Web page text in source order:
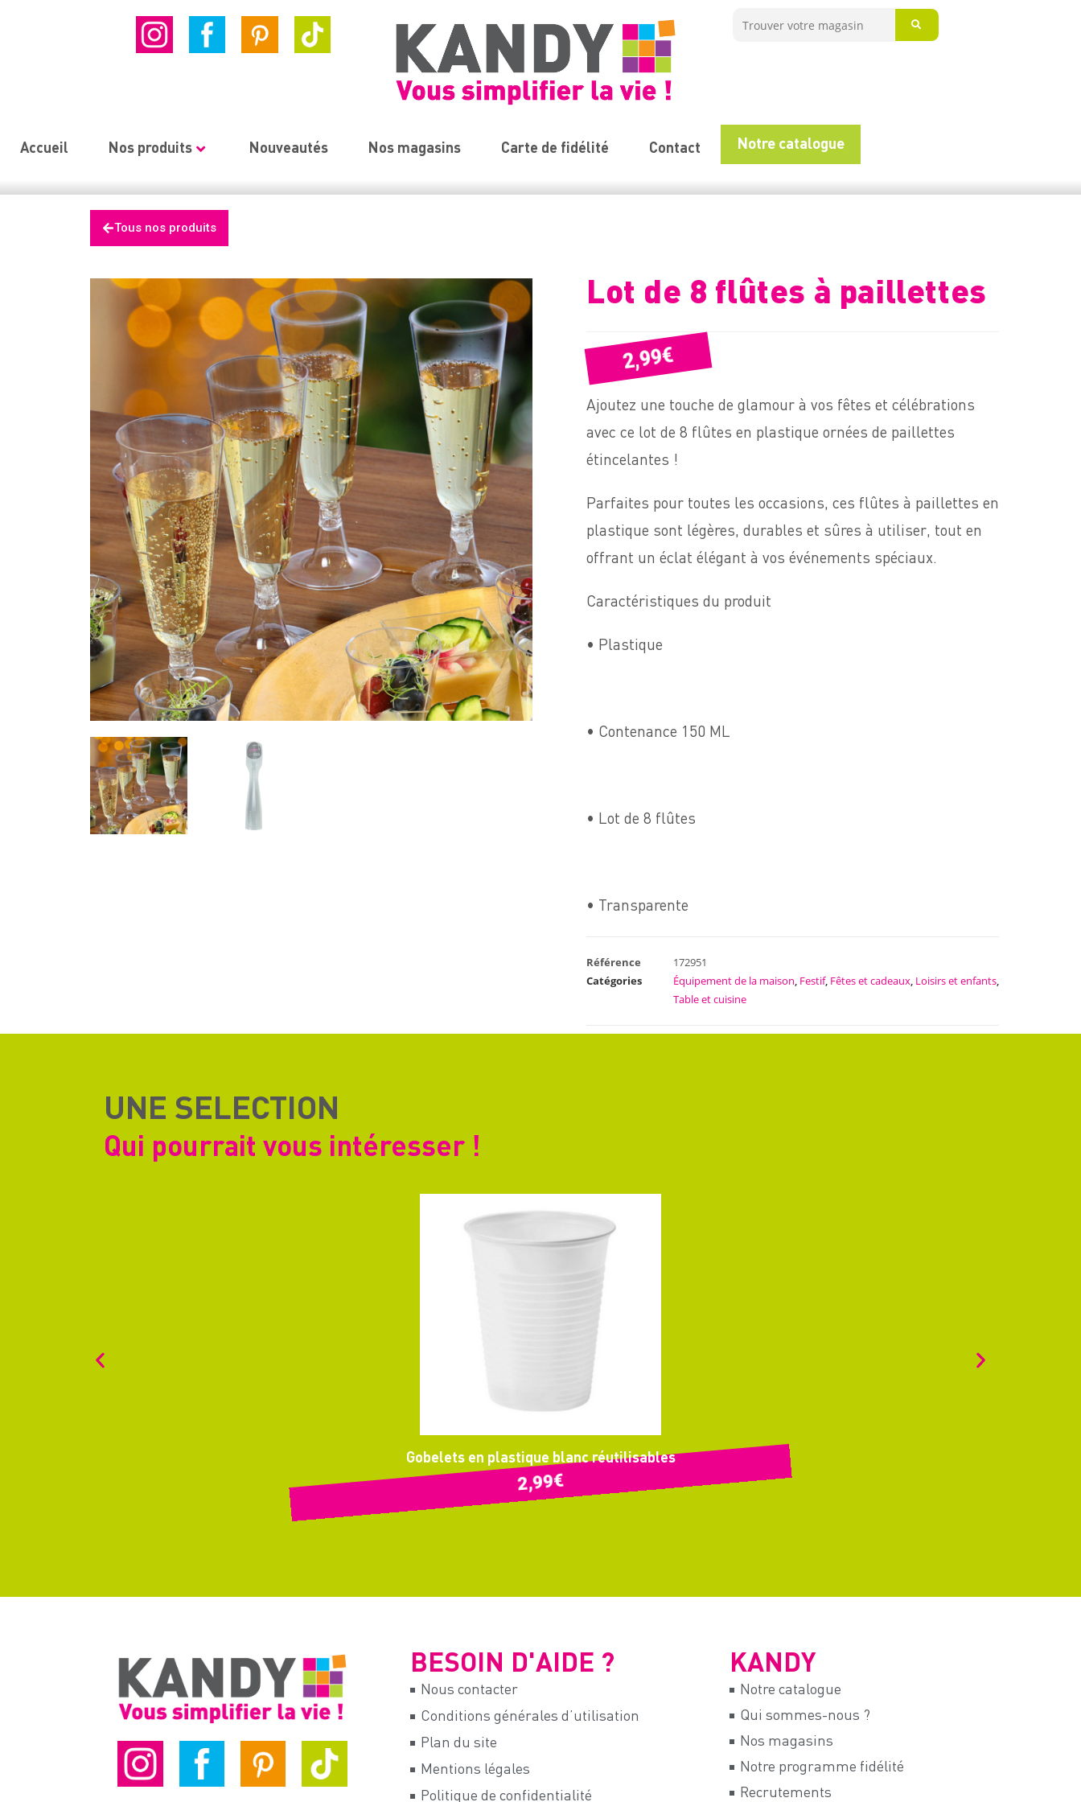
Accueil Nos produits Nouveautés Nos magasins Carte de fidélité Contact Notre catalogue
Tous nos produits
Lot de 8 flûtes à paillettes
2,99€
Ajoutez une touche de glamour à vos fêtes et célébrations
avec ce lot de 8 flûtes en plastique ornées de paillettes
étincelantes !
Parfaites pour toutes les occasions, ces flûtes à paillettes en
plastique sont légères, durables et sûres à utiliser, tout en
offrant un éclat élégant à vos événements spéciaux.
Caractéristiques du produit
• Plastique
• Contenance 150 ML
• Lot de 8 flûtes
• Transparente
Référence
172951
Catégories
Équipement de la maison Festif, Fêtes et cadeaux Loisirs et enfants
Table et cuisine
UNE SELECTION
Qui pourrait vous intéresser !
Gobelets en plastique blanc réutilisables
2,99€
BESOIN D'AIDE ?
Nous contacter
Conditions générales d’utilisation
Plan du site
Mentions légales
Politique de confidentialité
KANDY
Notre catalogue
Qui sommes-nous ?
Nos magasins
Notre programme fidélité
Recrutements